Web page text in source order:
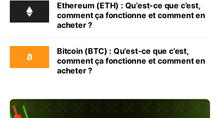
Ethereum (ETH) : Qu’est-ce que c’est,
comment ça fonctionne et comment en
acheter ?
Bitcoin (BTC) : Qu’est-ce que c’est,
comment ça fonctionne et comment en
acheter ?